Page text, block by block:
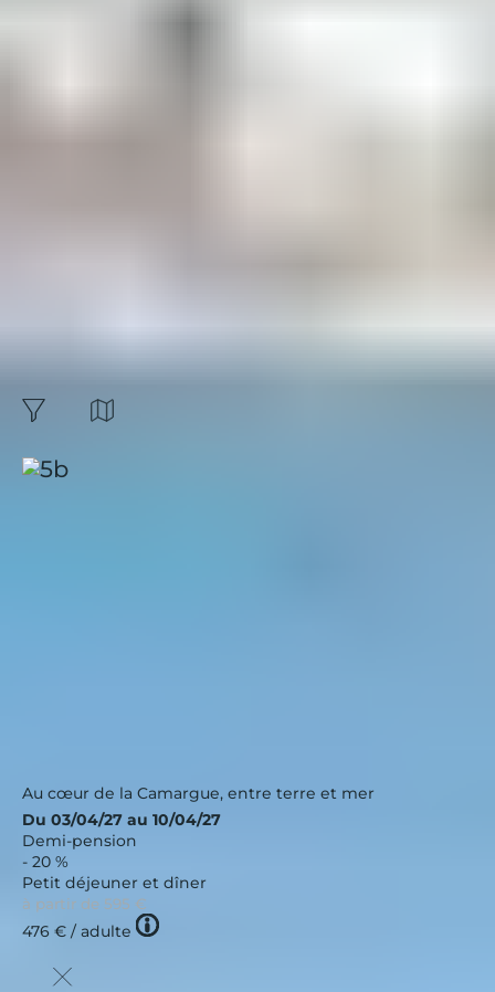
vous n'ayez plus qu'à penser à
Villages vacances :
Au cœur de la Camargue, entre terre et mer
Du 03/04/27 au 10/04/27
Demi-pension
- 20 %
Petit déjeuner et dîner
à partir de 595 €
476 € / adulte Tooltip
icon